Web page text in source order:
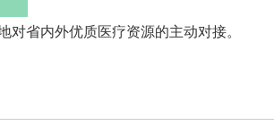
对省内外优质医疗资源的主动对接。